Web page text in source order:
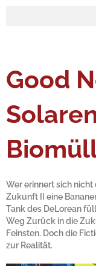
Good
Wer erinnert sich
Zukunft II eine
Tank des DeLorean
Weg Zurück in die
Feinsten. Doch die
zur Realität.